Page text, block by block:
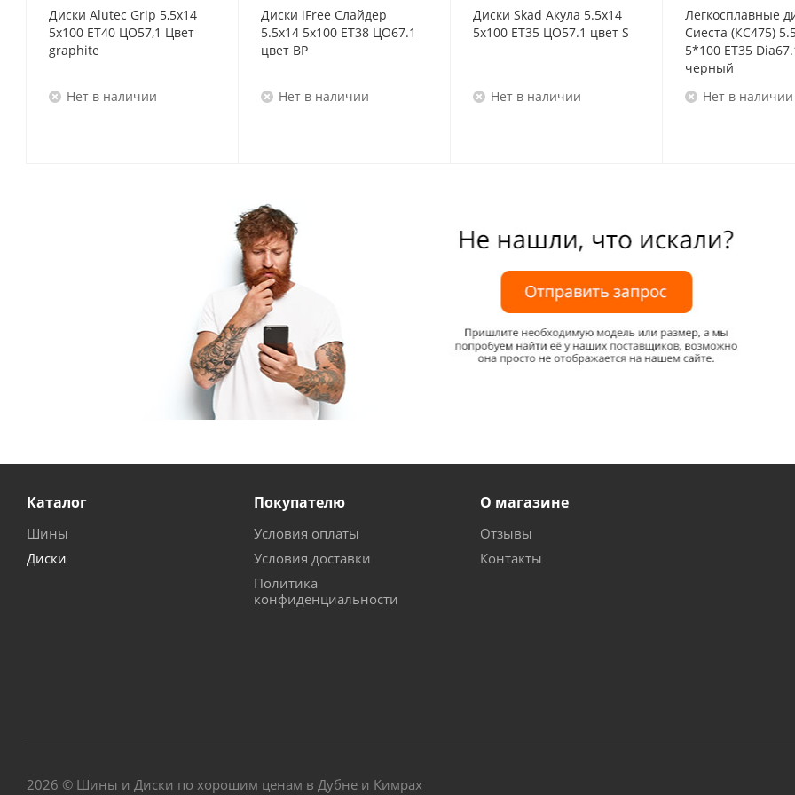
Диски Alutec Grip 5,5x14
5x100 ET40 ЦО57,1 Цвет
graphite
Нет в наличии
Диски iFree Слайдер
5.5x14 5x100 ET38 ЦО67.1
цвет BP
Нет в наличии
Диски Skad Акула 5.5x14
5x100 ET35 ЦО57.1 цвет S
Нет в наличии
Легкосплавные
Сиеста (КС475)
5*100 ET35
черный
Нет в наличии
Каталог
Шины
Диски
Покупателю
Условия оплаты
Условия доставки
Политика
конфиденциальности
О магазине
Отзывы
Контакты
2026 © Шины и Диски по хорошим ценам в Дубне и Кимрах